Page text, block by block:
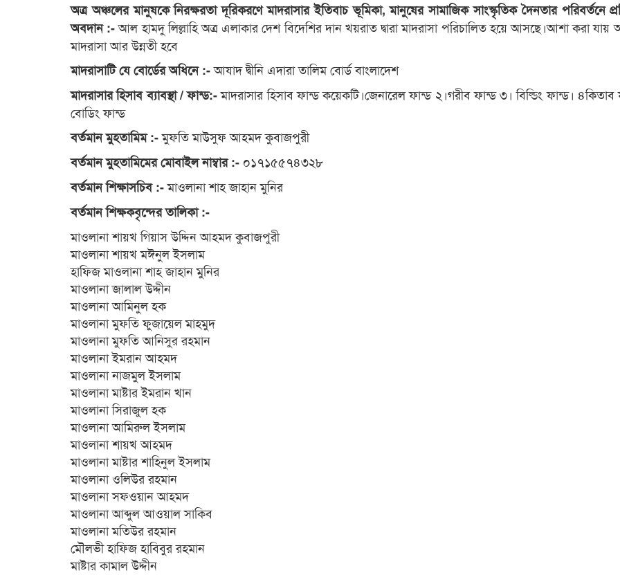
অত্র অঞ্চলের মানুষকে নিরক্ষরতা দূরিকরণে মাদরাসার ইতিবাচ ভূমিকা, মানুষের সামাজিক সাংস্কৃতিক দৈনতার পরিবর্তনে
অবদান :-আল হামদু লিল্লাহি অত্র এলাকার দেশ বিদেশির দান খয়রাত দ্বারা মাদরাসা পরিচালিত হয়ে আসছে।আশা করা যায়
মাদরাসা আর উন্নতী হবে
মাদরাসাটি যে বোর্ডের অধিনে :-আযাদ দ্বীনি এদারা তালিম বোর্ড বাংলাদেশ
মাদরাসার হিসাব ব্যাবস্থা / ফান্ড:-মাদরাসার হিসাব ফান্ড কয়েকটি।জেনারেল ফান্ড ২।গরীব ফান্ড ৩। বিল্ডিং ফান্ড। ৪কিতাব
বোডিং ফান্ড
বর্তমান মুহতামিম :-মুফতি মাউসুফ আহমদ কুবাজপুরী
বর্তমান মুহতামিমের মোবাইল নাম্বার :- ০১৭১৫৫৭৪৩২৮
বর্তমান শিক্ষাসচিব :-মাওলানা শাহ জাহান মুনির
বর্তমান শিক্ষকবৃন্দের তালিকা :-
মাওলানা শায়খ গিয়াস উদ্দিন আহমদ কুবাজপুরী
মাওলানা শায়খ মঈনুল ইসলাম
হাফিজ মাওলানা শাহ জাহান মুনির
মাওলানা জালাল উদ্দীন
মাওলানা আমিনুল হক
মাওলানা মুফতি ফুজায়েল মাহমুদ
মাওলানা মুফতি আনিসুর রহমান
মাওলানা ইমরান আহমদ
মাওলানা নাজমুল ইসলাম
মাওলানা মাষ্টার ইমরান খান
মাওলানা সিরাজুল হক
মাওলানা আমিরুল ইসলাম
মাওলানা শায়খ আহমদ
মাওলানা মাষ্টার শাহিনুল ইসলাম
মাওলানা ওলিউর রহমান
মাওলানা সফওয়ান আহমদ
মাওলানা আব্দুল আওয়াল সাকিব
মাওলানা মতিউর রহমান
মৌলভী হাফিজ হাবিবুর রহমান
মাষ্টার কামাল উদ্দীন